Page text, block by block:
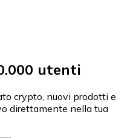
utenti
crypto, nuovi prodotti e
direttamente nella tua